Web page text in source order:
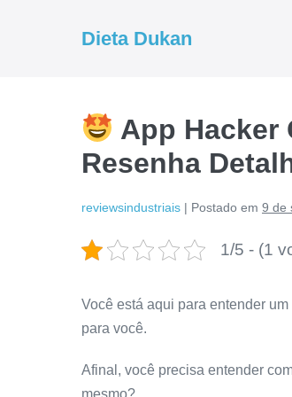
Dieta Dukan
App Hacker
Resenha
reviewsindustriais | Postado em 9 de
1/5 - (1
Você está aqui para entender
para você.
Afinal, você precisa entender
mesmo?